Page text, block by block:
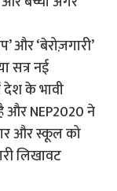
और ‘बेरोज़गारी’
सत्र नई
देश के भावी
और NEP2020 ने
और स्कूल को
लिखावट